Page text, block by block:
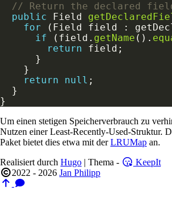
// Return the declared
public Field
for
if (field. getName ().
return
return
null
Um einen stetigen Speicherverbrauch zu
Nutzen einer Least-Recently-Used-Struktur.
Paket bietet dies etwa mit derLRUMap an.
Realisiert durch Hugo | Thema -
KeepIt
2022 - 2026 Jan Philipp